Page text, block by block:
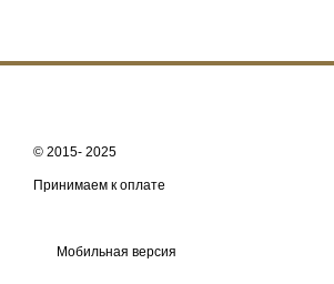
© 2015- 2025
Принимаем к оплате
Мобильная версия